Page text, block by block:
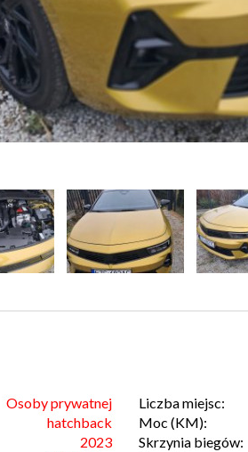
Osoby prywatnej
hatchback
2023
Liczba miejsc:
Moc (KM):
Skrzynia biegów: